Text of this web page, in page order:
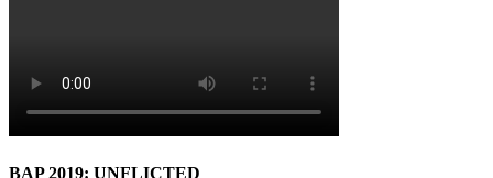
BAP 2019: UNFLICTED